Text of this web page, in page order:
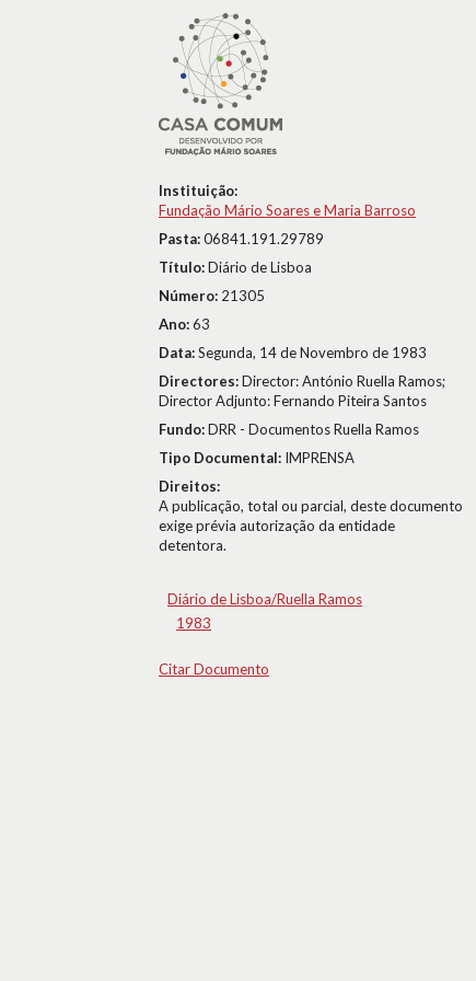
Instituição:
Fundação Mário Soares e Maria Barroso
Pasta:06841.191.29789
Título:Diário de Lisboa
Número: 21305
Ano:63
Data:Segunda, 14 de Novembro de 1983
Directores:Director: António Ruella Ramos;
Director Adjunto: Fernando Piteira Santos
Fundo:DRR - Documentos Ruella Ramos
Tipo Documental: IMPRENSA
Direitos:
A publicação, total ou parcial, deste documento
exige prévia autorização da entidade
detentora.
Diário de Lisboa/Ruella Ramos
1983
Citar Documento